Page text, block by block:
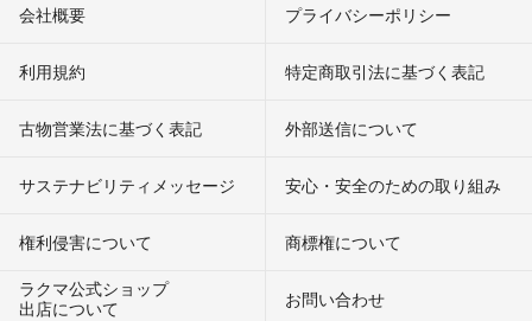
会社概要 プライバシーポリシー
利用規約 特定商取引法に基づく表記
古物営業法に基づく表記 外部送信について
サステナビリティメッセージ 安心・安全のための取り組み
権利侵害について
商標権について
ラクマ公式ショップ
出店について
お問い合わせ